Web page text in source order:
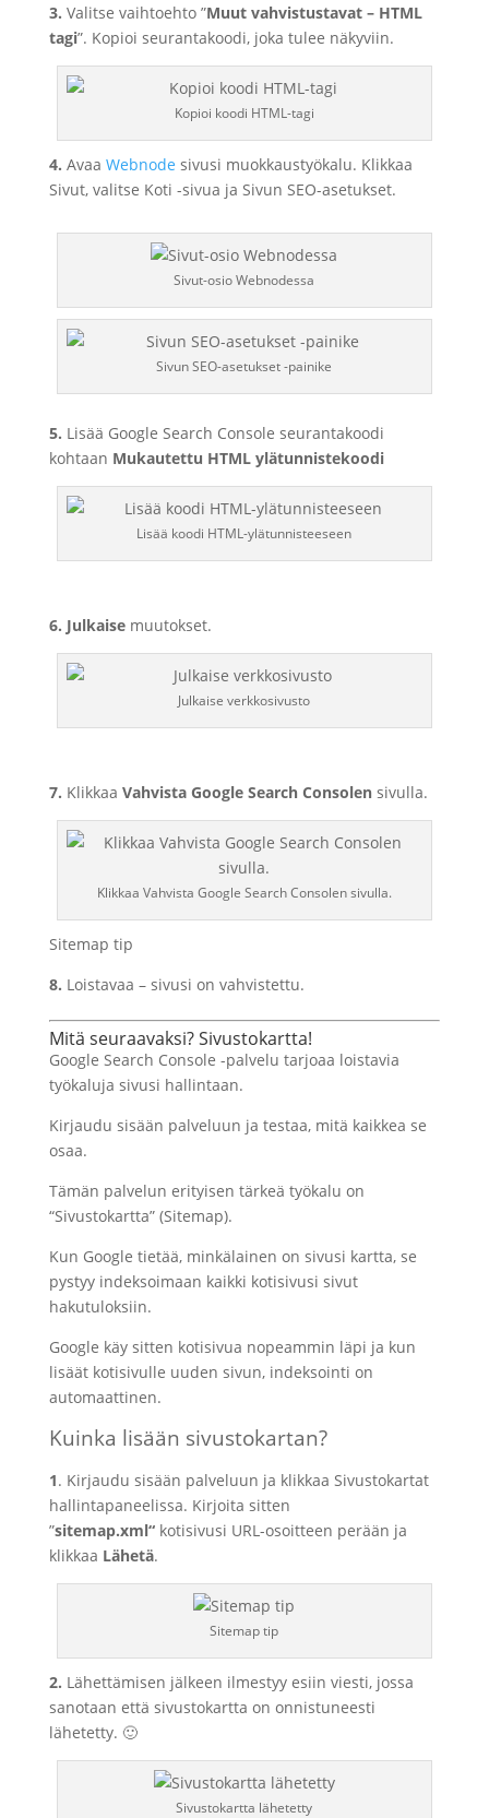
3. Valitse vaihtoehto ”Muut vahvistustavat – HTML
tagi”. Kopioi seurantakoodi, joka tulee näkyviin.
Kopioi koodi HTML-tagi
4. Avaa Webnode sivusi muokkaustyökalu. Klikkaa
Sivut, valitse Koti -sivua ja Sivun SEO-asetukset.
Sivut-osio Webnodessa
Sivun SEO-asetukset -painike
5. Lisää Google Search Console seurantakoodi
kohtaan Mukautettu HTML ylätunnistekoodi
Lisää koodi HTML-ylätunnisteeseen
6. Julkaisemuutokset.
Julkaise verkkosivusto
7. Klikkaa Vahvista Google Search Consolen sivulla.
Klikkaa Vahvista Google Search Consolen sivulla.
Sitemap tip
8. Loistavaa – sivusi on vahvistettu.
Mitä seuraavaksi? Sivustokartta!
Google Search Console -palvelu tarjoaa loistavia
työkaluja sivusi hallintaan.
Kirjaudu sisään palveluun ja testaa, mitä kaikkea se
osaa.
Tämän palvelun erityisen tärkeä työkalu on
“Sivustokartta” (Sitemap).
Kun Google tietää, minkälainen on sivusi kartta, se
pystyy indeksoimaan kaikki kotisivusi sivut
hakutuloksiin.
Google käy sitten kotisivua nopeammin läpi ja kun
lisäät kotisivulle uuden sivun, indeksointi on
automaattinen.
Kuinka lisään sivustokartan?
1. Kirjaudu sisään palveluun ja klikkaa Sivustokartat
hallintapaneelissa. Kirjoita sitten
”sitemap.xml“ kotisivusi URL-osoitteen perään ja
klikkaa Lähetä.
Sitemap tip
2. Lähettämisen jälkeen ilmestyy esiin viesti, jossa
sanotaan että sivustokartta on onnistuneesti
lähetetty. 🙂
Sivustokartta lähetetty